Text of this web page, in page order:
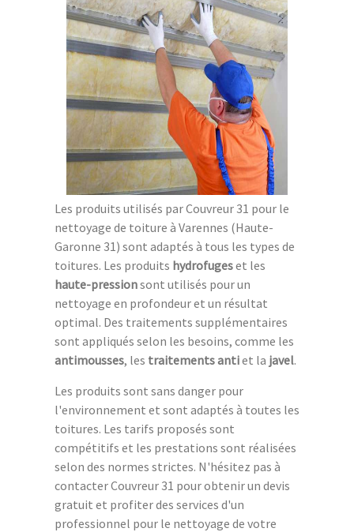
Les produits utilisés par Couvreur 31 pour le
nettoyage de toiture à Varennes (Haute-
Garonne 31) sont adaptés à tous les types de
toitures. Les produits hydrofugeset les
haute-pressionsont utilisés pour un
nettoyage en profondeur et un résultat
optimal. Des traitements supplémentaires
sont appliqués selon les besoins, comme les
antimousses, les traitements antiet la javel.
Les produits sont sans danger pour
l'environnement et sont adaptés à toutes les
toitures. Les tarifs proposés sont
compétitifs et les prestations sont réalisées
selon des normes strictes. N'hésitez pas à
contacter Couvreur 31 pour obtenir un devis
gratuit et profiter des services d'un
professionnel pour le nettoyage de votre